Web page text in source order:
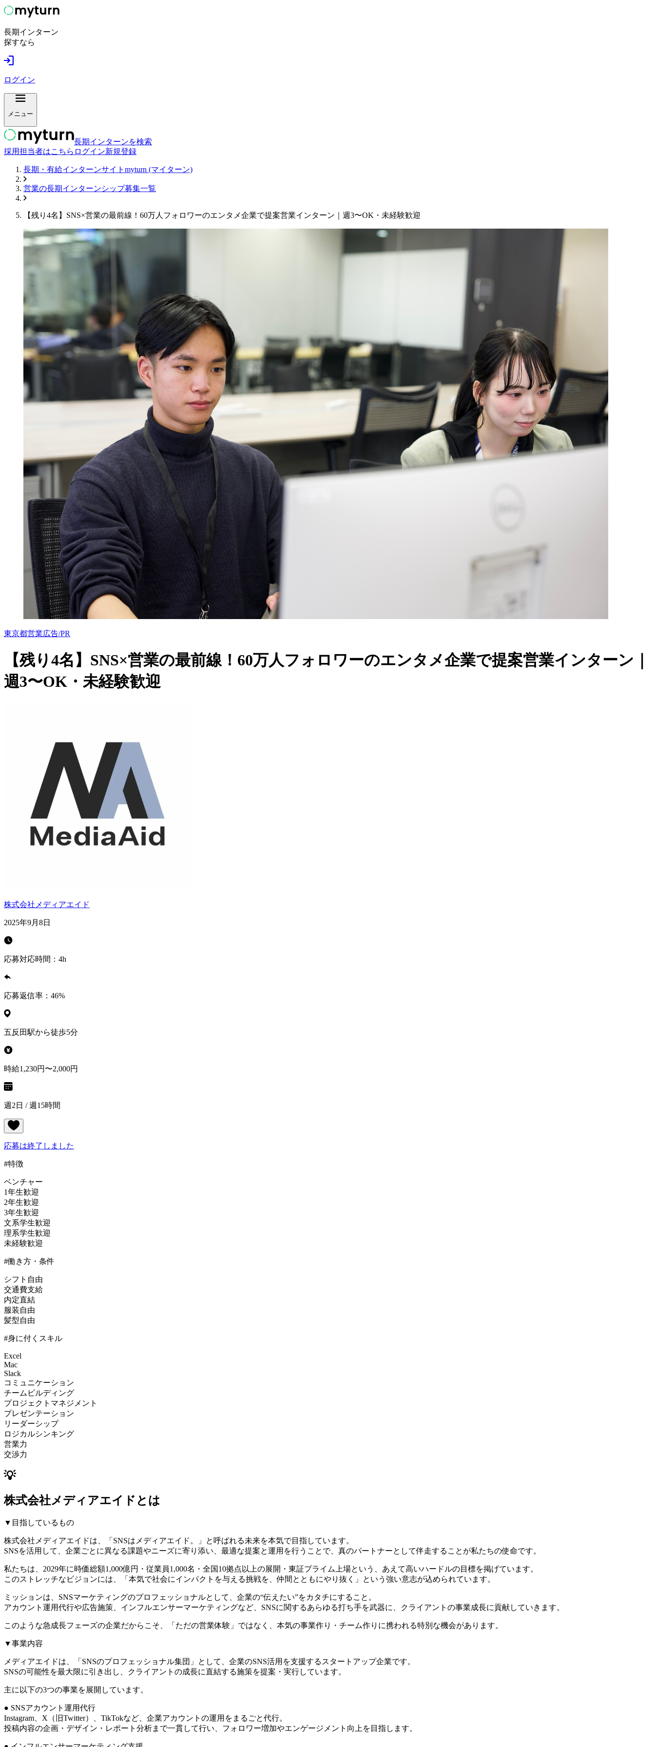
長期インターン
探すなら
ログイン
メニュー
長期インターンを検索
採用担当者はこちら ログイン新規登録
長期・有給インターンサイトmyturn (マイターン)
営業の長期インターンシップ募集一覧
【残り4名】SNS×営業の最前線！60万人フォロワーのエンタメ企業で提案営業インターン｜週3〜OK・未経験歓迎
東京都営業広告/PR
【残り4名】SNS×営業の最前線！60万人フォロワーのエンタメ企業で提案営業インターン｜
週3〜OK・未経験歓迎
株式会社メディアエイド
2025年9月8日
応募対応時間： 4h
応募返信率： 46%
五反田駅から徒歩5分
時給1,230円〜2,000円
週2日 / 週15時間
応募は終了しました
#特徴
ベンチャー
1年生歓迎
2年生歓迎
3年生歓迎
文系学生歓迎
理系学生歓迎
未経験歓迎
#働き方・条件
シフト自由
交通費支給
内定直結
服装自由
髪型自由
#身に付くスキル
Excel
Mac
Slack
コミュニケーション
チームビルディング
プロジェクトマネジメント
プレゼンテーション
リーダーシップ
ロジカルシンキング
営業力
交渉力
💡
株式会社メディアエイドとは
▼目指しているもの
株式会社メディアエイドは、「SNSはメディアエイド。」と呼ばれる未来を本気で目指しています。
SNSを活用して、企業ごとに異なる課題やニーズに寄り添い、最適な提案と運用を行うことで、真のパートナーとして伴走することが私たちの使命です。
私たちは、2029年に時価総額1,000億円・従業員1,000名・全国10拠点以上の展開・東証プライム上場という、あえて高いハードルの目標を掲げています。
このストレッチなビジョンには、「本気で社会にインパクトを与える挑戦を、仲間とともにやり抜く」という強い意志が込められています。
ミッションは、SNSマーケティングのプロフェッショナルとして、企業の“伝えたい”をカタチにすること。
アカウント運用代行や広告施策、インフルエンサーマーケティングなど、SNSに関するあらゆる打ち手を武器に、クライアントの事業成長に貢献していきます。
このような急成長フェーズの企業だからこそ、「ただの営業体験」ではなく、本気の事業作り・チーム作りに携われる特別な機会があります。
▼事業内容
メディアエイドは、「SNSのプロフェッショナル集団」として、企業のSNS活用を支援するスタートアップ企業です。
SNSの可能性を最大限に引き出し、クライアントの成長に直結する施策を提案・実行しています。
主に以下の3つの事業を展開しています。
● SNSアカウント運用代行
Instagram、X（旧Twitter）、TikTokなど、企業アカウントの運用をまるごと代行。
投稿内容の企画・デザイン・レポート分析まで一貫して行い、フォロワー増加やエンゲージメント向上を目指します。